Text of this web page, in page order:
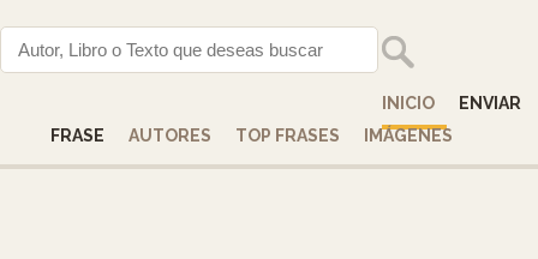
INICIO
ENVIAR
FRASE
AUTORES TOP FRASES IMÁGENES